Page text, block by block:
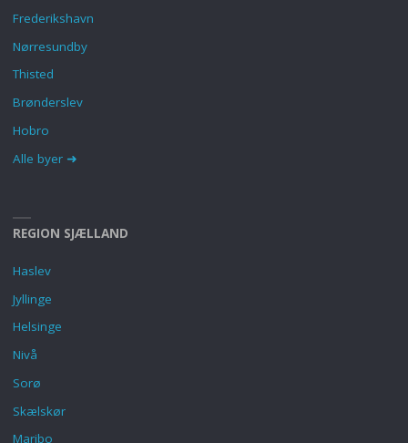
Frederikshavn
Nørresundby
Thisted
Brønderslev
Hobro
Alle byer ➜
REGION SJÆLLAND
Haslev
Jyllinge
Helsinge
Nivå
Sorø
Skælskør
Maribo